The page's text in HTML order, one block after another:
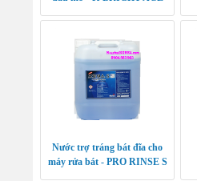
Nước trợ tráng bát đĩa cho
máy rửa bát - PRO RINSE S